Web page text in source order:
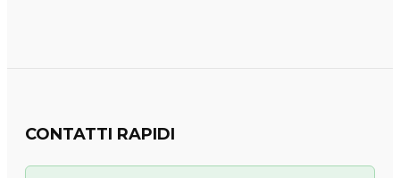
CONTATTI RAPIDI